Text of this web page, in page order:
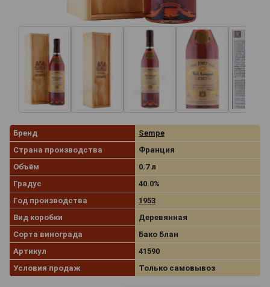
Бренд
Sempe
Страна производства
Франция
Объём
0.7 л
Градус
40.0%
Год производства
1953
Вид коробки
Деревянная
Сорта винограда
Бако Блан
Артикул
41590
Условия продаж
Только самовывоз